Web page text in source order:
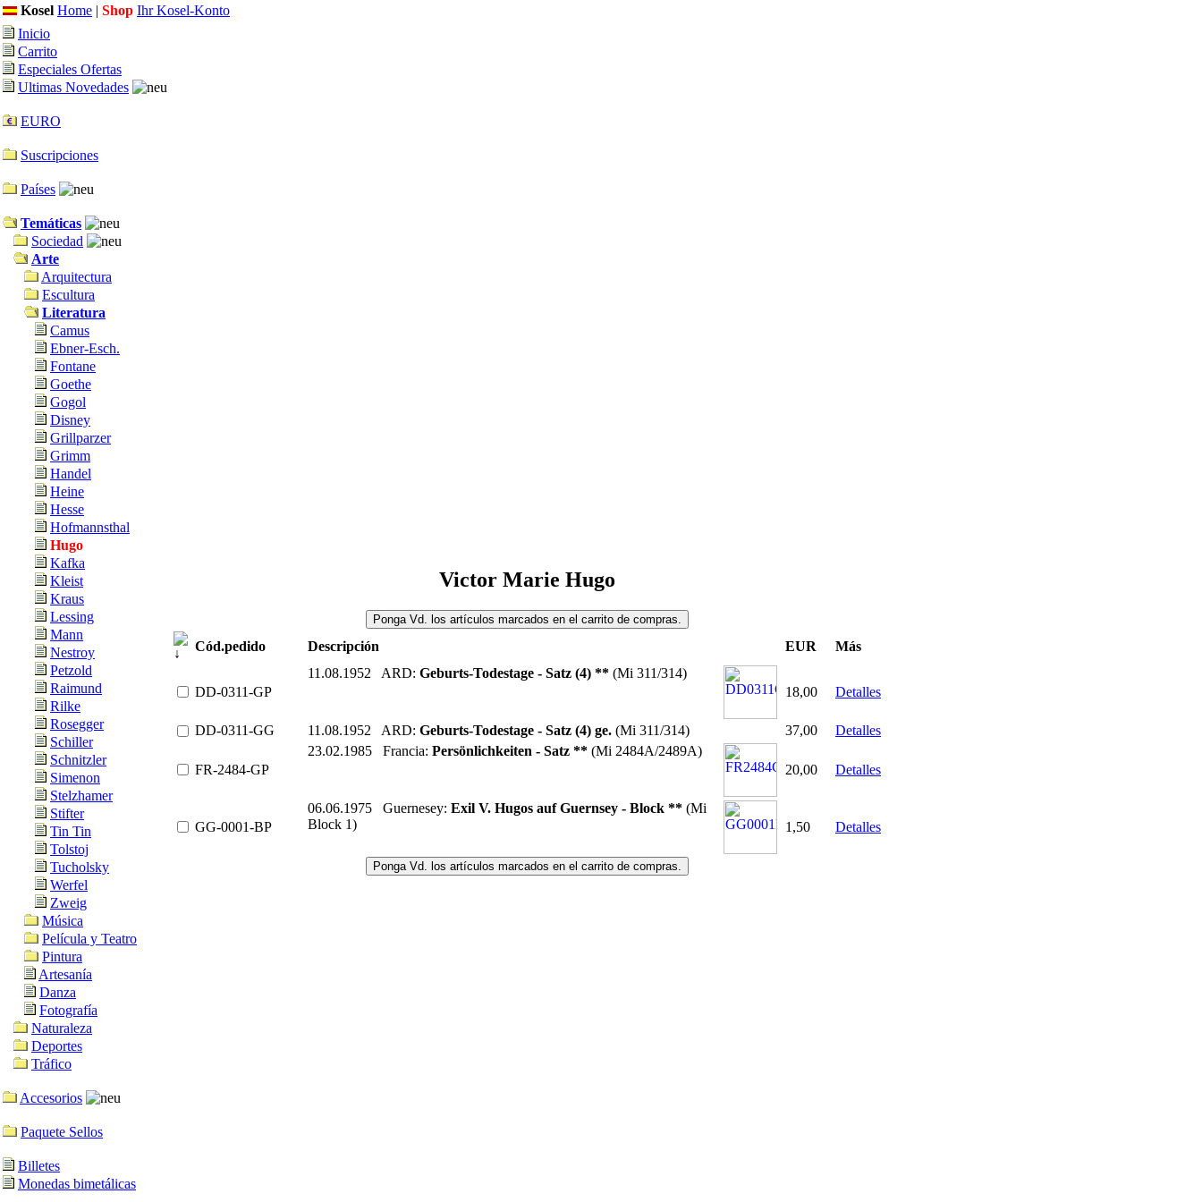
Kosel Home | Shop Ihr Kosel-Konto
Inicio
Carrito
Especiales Ofertas
Ultimas Novedades
EURO
Suscripciones
Países
Temáticas
Sociedad
Arte
Arquitectura
Escultura
Literatura
Camus
Ebner-Esch.
Fontane
Goethe
Gogol
Disney
Grillparzer
Grimm
Handel
Heine
Hesse
Hofmannsthal
Hugo
Kafka
Kleist
Kraus
Lessing
Mann
Nestroy
Petzold
Raimund
Rilke
Rosegger
Schiller
Schnitzler
Simenon
Stelzhamer
Stifter
Tin Tin
Tolstoj
Tucholsky
Werfel
Zweig
Música
Película y Teatro
Pintura
Artesanía
Danza
Fotografía
Naturaleza
Deportes
Tráfico
Accesorios
Paquete Sellos
Billetes
Monedas bimetálicas
Victor Marie Hugo
Cód.pedido Descripción EUR Más
DD-0311-GP
11.08.1952 ARD: Geburts-Todestage - Satz (4) ** (Mi 311/314)
18,00
Detalles
DD-0311-GG 11.08.1952 ARD: Geburts-Todestage - Satz (4) ge. (Mi 311/314) 37,00 Detalles
FR-2484-GP
23.02.1985 Francia: Persönlichkeiten - Satz ** (Mi 2484A/2489A)
20,00
Detalles
GG-0001-BP
06.06.1975 Guernesey: Exil V. Hugos auf Guernsey - Block ** (Mi
Block 1)
1,50 Detalles